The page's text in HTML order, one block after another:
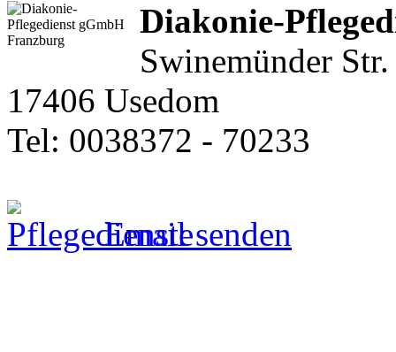
Diakonie-
Swinemünder
17406 Usedom
Tel: 0038372 - 70233
Email senden